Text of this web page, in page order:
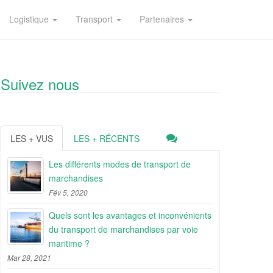
Logistique Transport Partenaires
Suivez nous
LES + VUS LES + RÉCENTS
Les différents modes de transport de
marchandises
Fév 5, 2020
Quels sont les avantages et inconvénients
du transport de marchandises par voie
maritime ?
Mar 28, 2021